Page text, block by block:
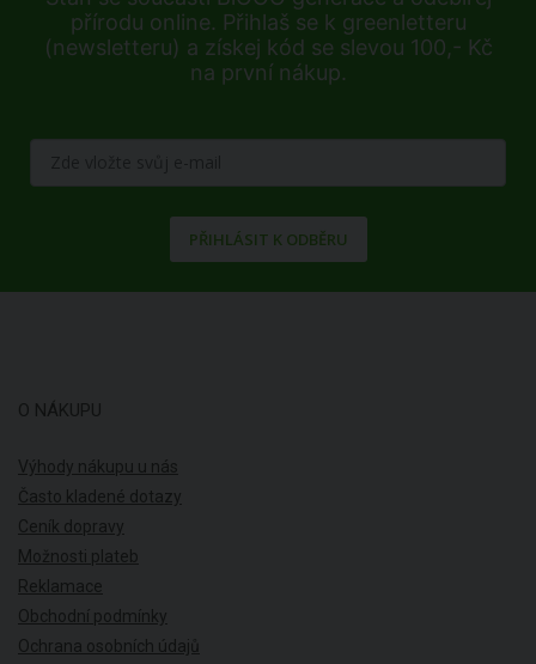
přírodu online. Přihlaš se k greenletteru
(newsletteru) a získej kód se slevou 100,- Kč
na první nákup.
PŘIHLÁSIT K ODBĚRU
O NÁKUPU
Výhody nákupu u nás
Často kladené dotazy
Ceník dopravy
Možnosti plateb
Reklamace
Obchodní podmínky
Ochrana osobních údajů